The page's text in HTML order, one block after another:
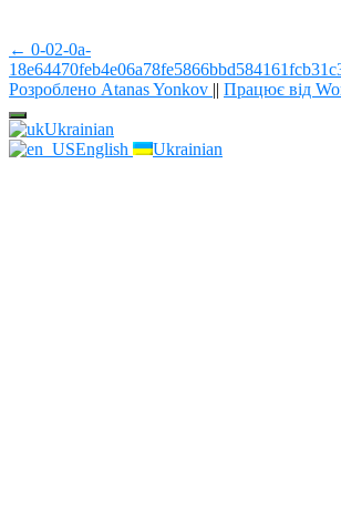
Навігація
записів
← 0-02-0a-
Розроблено Atanas Yonkov || Працює від
Ukrainian
English
Ukrainian